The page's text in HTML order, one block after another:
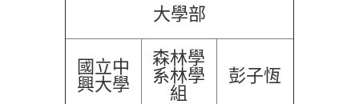
大學部
國立中
興大學
森林學
系林學
組
彭子恆